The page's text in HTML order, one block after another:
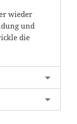
wieder
und
die